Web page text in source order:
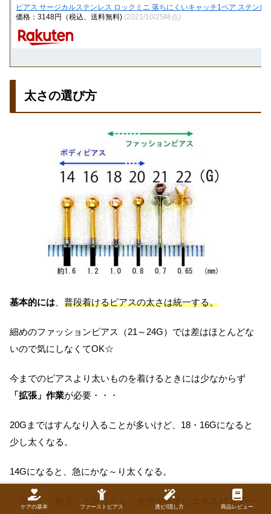
ピアス サージカルステンレス ロックミニ 落ちにくいキャッチ1ペア ステンレ
価格：3148円（税込、送料無料) (2021/10/25時点)
太さの選び方
基本的には 普段着けるピアスの太さは統一する。
細めのファッションピアス（21～24G）では差はほとんどな
いので気にしなくてOK☆
今までのピアスより太いものを着けるときには少なからず
「拡張」作業が必要・・・
20Gまではすんなり入ることが多いけど、18・16Gになると
少し太くなる。
14Gになると、急にかな～り太くなる。
「痛い」「窮屈」と思ったら、無理をせずに
エキスパンダー
ケアの基本 ファーストピアス 透ピ/隠し方 商品レビュー